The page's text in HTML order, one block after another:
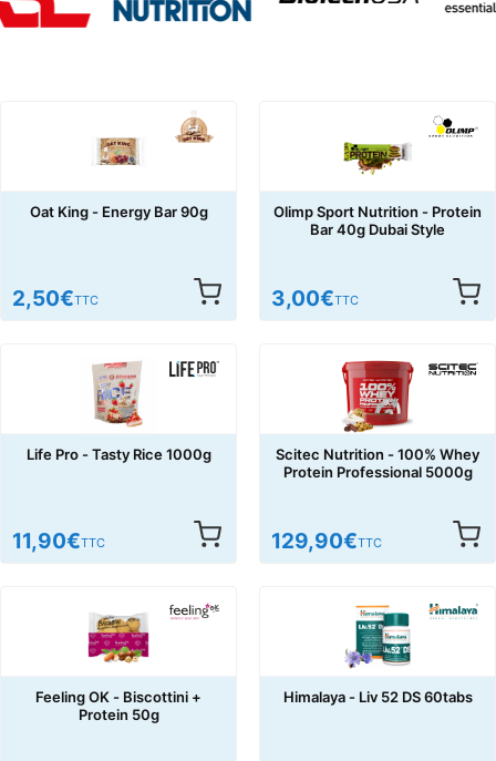
Oat King - Energy Bar 90g
2,50€TTC
Olimp Sport Nutrition - Protein
Bar 40g Dubai Style
3,00€TTC
Life Pro - Tasty Rice 1000g
11,90€TTC
Scitec Nutrition - 100% Whey
Protein Professional 5000g
129,90€TTC
Feeling OK - Biscottini +
Protein 50g
Himalaya - Liv 52 DS 60tabs